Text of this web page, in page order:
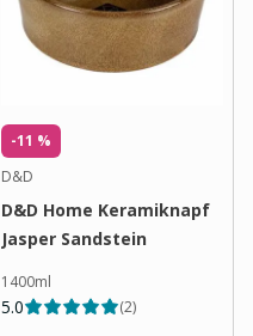
-11 %
D&D
D&D Home Keramiknapf
Jasper Sandstein
1400ml
5.0 (2)